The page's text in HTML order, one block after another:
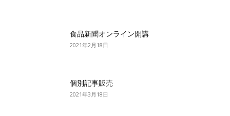
食品新聞オンライン開講
2021年2月18日
個別記事販売
2021年3月18日